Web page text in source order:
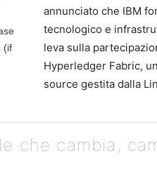
annunciato che IBM
tecnologico e
leva sulla
Hyperledger Fabric,
source gestita dalla
che cambia,